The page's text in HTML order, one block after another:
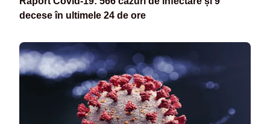
decese în ultimele 24 de ore